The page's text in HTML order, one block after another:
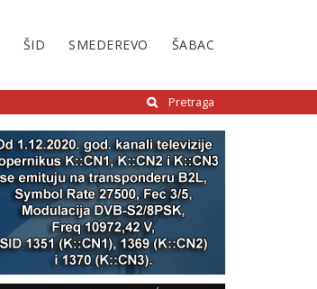
ŠID SMEDEREVO ŠABAC
Pretraga